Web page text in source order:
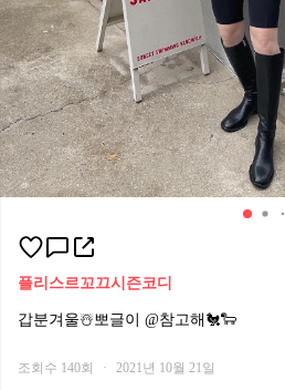
플리스르꼬끄시즌코디
갑분겨울☃️뽀글이 @참고해🐔🐑
조회수 140회 · 2021년 10월 21일